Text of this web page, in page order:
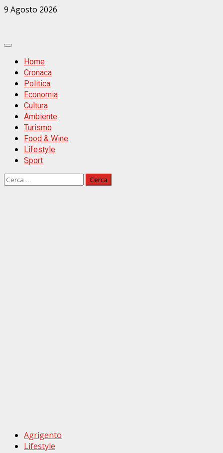
Zum
9 Agosto 2026
Primäres
MenüHome
Cronaca
Politica
Economia
Cultura
Ambiente
Turismo
Food & Wine
Lifestyle
Sport
Ricerca
Agrigento
Lifestyle